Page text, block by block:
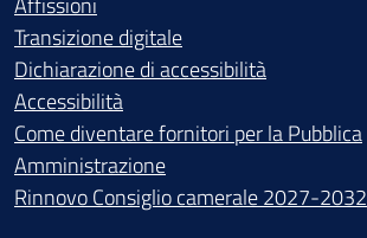
Transizione digitale
Dichiarazione di accessibilità
Accessibilità
Come diventare fornitori per la Pubblica
Amministrazione
Rinnovo Consiglio camerale 2027-2032